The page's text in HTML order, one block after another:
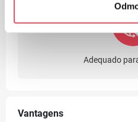
Adequado
Vantagens